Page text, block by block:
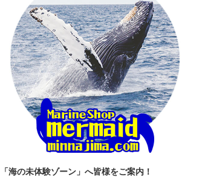
「海の未体験ゾーン」へ皆様をご案内！